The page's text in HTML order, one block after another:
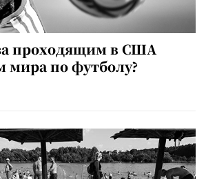
проходящим в США
мира по футболу?